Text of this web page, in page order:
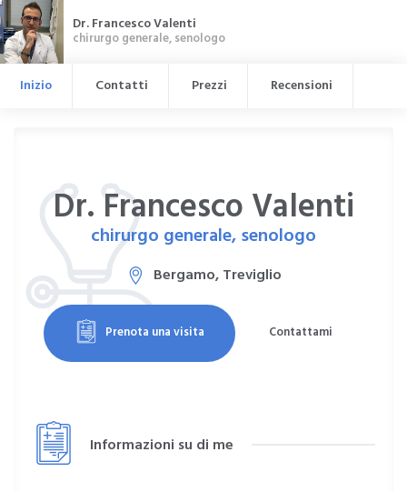
Dr. Francesco Valenti
chirurgo generale, senologo
Inizio Contatti Prezzi Recensioni
Dr. Francesco Valenti
chirurgo generale, senologo
Bergamo, Treviglio
Prenota una visita Contattami
Informazioni su di me